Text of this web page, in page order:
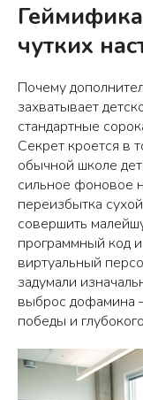
чутких
Почему
захватывает
стандартные
Секрет кроется в
обычной школе
сильное фоновое
переизбытка
совершить
программный код
виртуальный
задумали
выброс дофамина
победы и